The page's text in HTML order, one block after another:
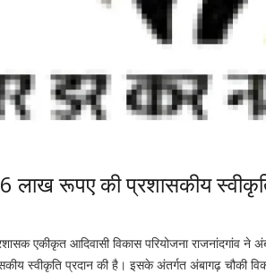
6 लाख रूपए की प्रशासकीय
एकीकृत आदिवासी विकास परियोजना राजनांदगांव
स्वीकृति प्रदान की है। इसके अंतर्गत अंबागढ़ चौकी